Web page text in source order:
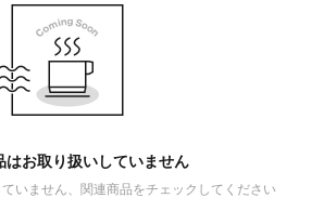
はお取り扱いしていません
いません、関連商品をチェックしてください